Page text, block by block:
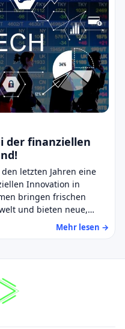
der finanziellen
letzten Jahren eine
Innovation in
bringen frischen
und bieten neue,…
Mehr lesen →